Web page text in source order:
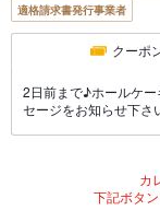
適格請求書発行事業者
クーポ
2日前まで♪ホールケ
セージをお知らせ下さ
カ
下記ボタ